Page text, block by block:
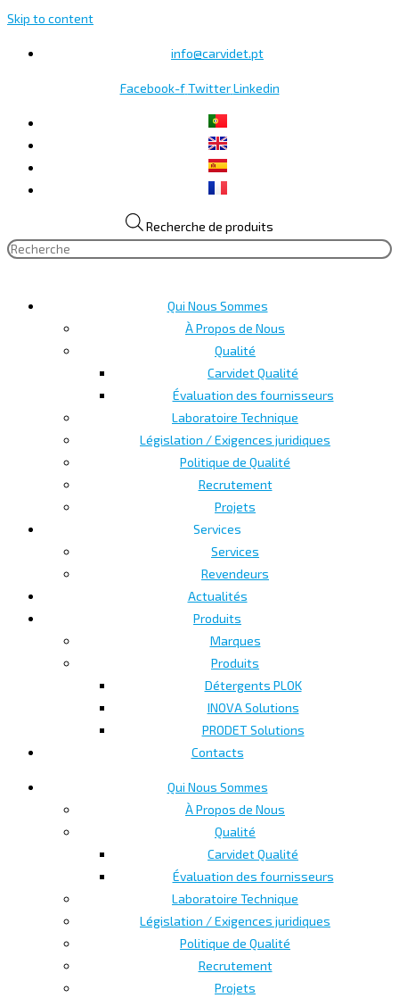
Skip to content
info@carvidet.pt
Facebook-f Twitter Linkedin
Recherche de produits
Qui Nous Sommes
À Propos de Nous
Qualité
Carvidet Qualité
Évaluation des fournisseurs
Laboratoire Technique
Législation / Exigences juridiques
Politique de Qualité
Recrutement
Projets
Services
Services
Revendeurs
Actualités
Produits
Marques
Produits
Détergents PLOK
INOVA Solutions
PRODET Solutions
Contacts
Qui Nous Sommes
À Propos de Nous
Qualité
Carvidet Qualité
Évaluation des fournisseurs
Laboratoire Technique
Législation / Exigences juridiques
Politique de Qualité
Recrutement
Projets